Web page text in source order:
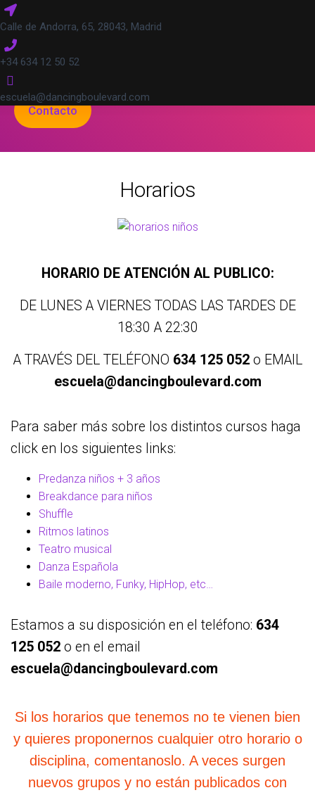
Calle de Andorra, 65, 28043, Madrid
+34 634 12 50 52
escuela@dancingboulevard.com
Contacto
NIÑOS
Horarios
HORARIO DE ATENCIÓN AL PUBLICO:
DE LUNES A VIERNES TODAS LAS TARDES DE
18:30 A 22:30
A TRAVÉS DEL TELÉFONO 634 125 052o EMAIL
escuela@dancingboulevard.com
Para saber más sobre los distintos cursos haga
click en los siguientes links:
Predanza niños + 3 años
Breakdance para niños
Shuffle
Ritmos latinos
Teatro musical
Danza Española
Baile moderno, Funky, HipHop, etc…
Estamos a su disposición en el teléfono: 634
125 052 o en el email
escuela@dancingboulevard.com
Si los horarios que tenemos no te vienen bien
y quieres proponernos cualquier otro horario o
disciplina, comentanoslo. A veces surgen
nuevos grupos y no están publicados con